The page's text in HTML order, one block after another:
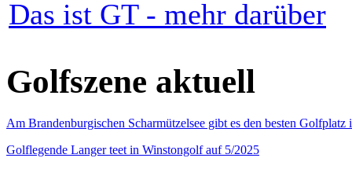
Das ist GT - mehr darüber
Golfszene aktuell
Am Brandenburgischen Scharmützelsee gibt es den besten
Golflegende Langer teet in Winstongolf auf 5/2025